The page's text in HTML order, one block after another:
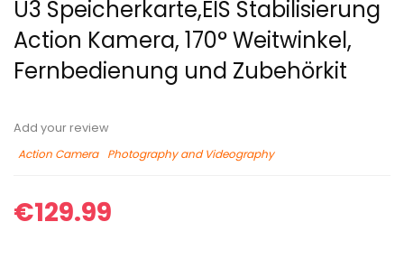
U3 Speicherkarte,EIS Stabilisierung
Action Kamera, 170° Weitwinkel,
Fernbedienung und Zubehörkit
Add your review
Action Camera
Photography and Videography
€129.99